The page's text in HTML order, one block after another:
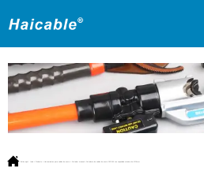
 Estás aquí: Producto Cortadora de cables de acero SCC-100 con capacidad máxima de Ø10mm